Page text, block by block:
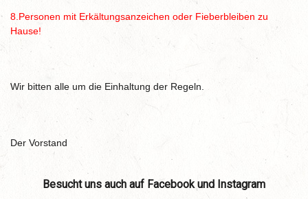
8.Personen mit Erkältungsanzeichen oder Fieberbleiben zu
Hause!
Wir bitten alle um die Einhaltung der Regeln.
Der Vorstand
Besucht uns auch auf Facebook und Instagram